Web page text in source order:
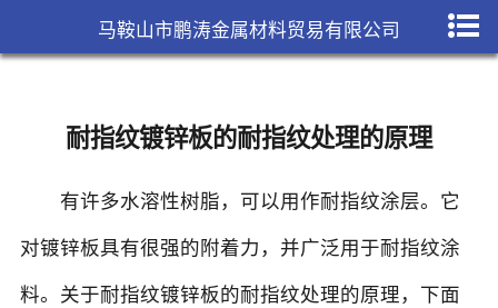
马鞍山市鹏涛金属材料贸易有限公司
耐指纹镀锌板的耐指纹处理的原理
有许多水溶性树脂，可以用作耐指纹涂层。它
对镀锌板具有很强的附着力，并广泛用于耐指纹涂
料。关于耐指纹镀锌板的耐指纹处理的原理，下面